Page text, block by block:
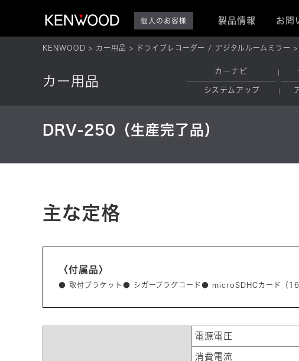
個人のお客様 製品情報 お問
KENWOOD カー用品 ドライブレコーダー / デジタルルームミラー
カー用品
カーナビ
システムアップ
DRV-250（生産完了品）
主な定格
〈付属品〉
● 取付ブラケット● シガープラグコード● microSDHCカード（
電源電圧
消費電流